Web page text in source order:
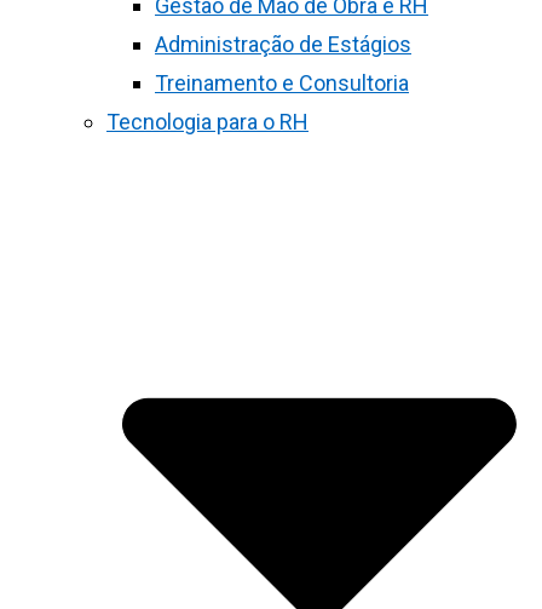
Gestão de Mão de Obra e RH
Administração de Estágios
Treinamento e Consultoria
Tecnologia para o RH